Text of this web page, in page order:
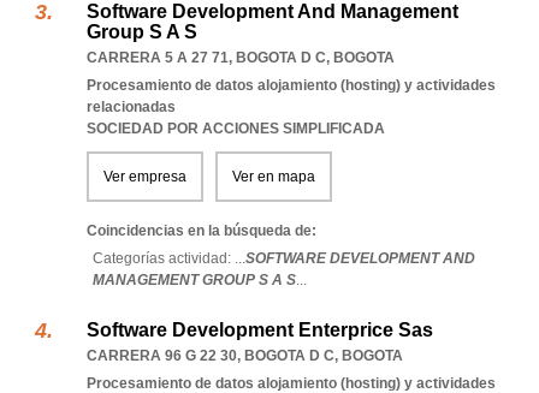
Software Development And Management
Group S A S
CARRERA 5 A 27 71, BOGOTA D C, BOGOTA
Procesamiento de datos alojamiento (hosting) y actividades
relacionadas
SOCIEDAD POR ACCIONES SIMPLIFICADA
Ver empresa Ver en mapa
Coincidencias en la búsqueda de:
Categorías actividad: ...SOFTWARE DEVELOPMENT AND
MANAGEMENT GROUP S A S...
Software Development Enterprice Sas
CARRERA 96 G 22 30, BOGOTA D C, BOGOTA
Procesamiento de datos alojamiento (hosting) y actividades